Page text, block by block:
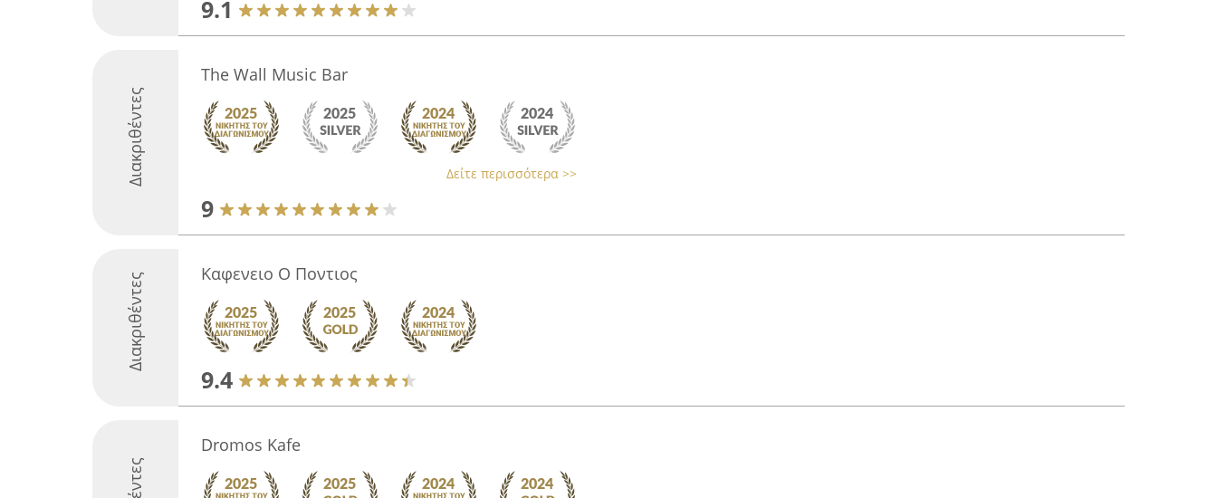
9.1
Διακριθέντες
The Wall Music Bar
Δείτε περισσότερα >>
9
Διακριθέντες Καφενειο Ο Ποντιος
9.4
Dromos Kafe